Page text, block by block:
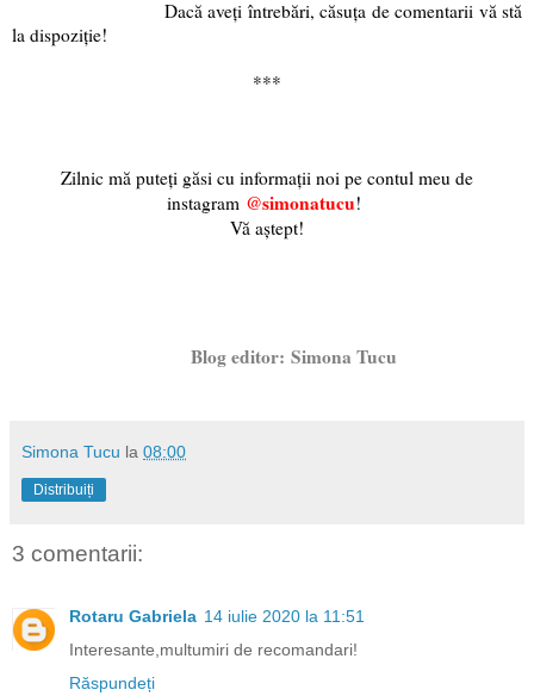
Dacă aveți întrebări, căsuța de comentarii vă stă
la dispoziție!
***
Zilnic mă puteți găsi cu informații noi pe contul meu de
instagram @simonatucu!
Vă aștept!
Blog editor: Simona Tucu
Simona Tucu la 08:00
Distribuiți
3 comentarii:
Rotaru Gabriela 14 iulie 2020 la 11:51
Interesante,multumiri de recomandari!
Răspundeți